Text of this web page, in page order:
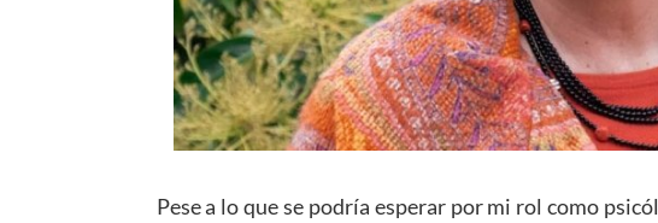
Pese a lo que se podría esperar por mi rol como